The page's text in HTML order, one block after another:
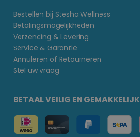
Bestellen bij Stesha Wellness
Betalingsmogelijkheden
Verzending & Levering
Service & Garantie
Annuleren of Retourneren
Stel uw vraag
BETAAL VEILIG EN GEMAKKELIJK